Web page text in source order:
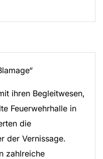
ihren Begleitwesen,
Feuerwehrhalle in
die
der Vernissage.
zahlreiche